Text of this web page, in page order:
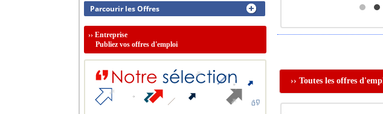
›› Toutes les offres
Parcourir les Offres
›› Entreprise
Publiez vos offres d'emploi